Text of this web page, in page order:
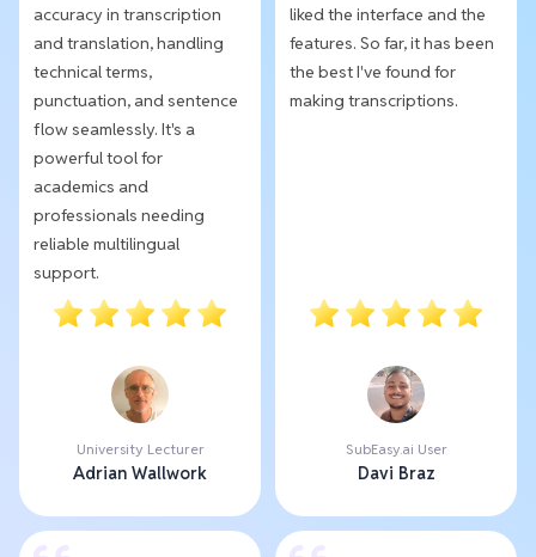
accuracy in transcription
and translation, handling
technical terms,
punctuation, and sentence
flow seamlessly. It's a
powerful tool for
academics and
professionals needing
reliable multilingual
support.
University Lecturer
Adrian Wallwork
liked the interface and the
features. So far, it has been
the best I've found for
making transcriptions.
SubEasy.ai User
Davi Braz